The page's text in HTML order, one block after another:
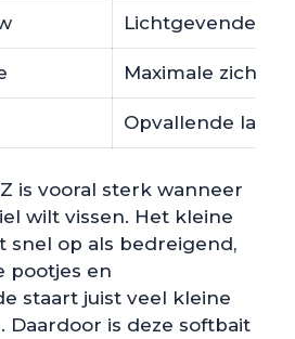
Lichtgevende
Maximale
Opvallende
is vooral sterk wanneer
wilt vissen. Het kleine
snel op als bedreigend,
pootjes en
staart juist veel kleine
Daardoor is deze softbait